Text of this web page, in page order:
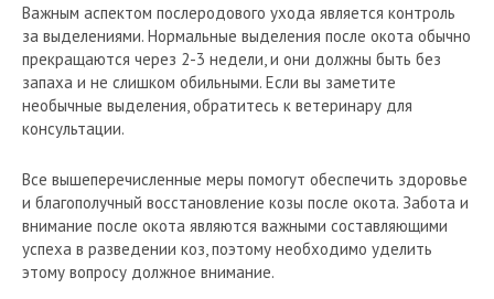
Важным аспектом послеродового ухода является контроль
за выделениями. Нормальные выделения после окота обычно
прекращаются через 2-3 недели, и они должны быть без
запаха и не слишком обильными. Если вы заметите
необычные выделения, обратитесь к ветеринару для
консультации.
Все вышеперечисленные меры помогут обеспечить здоровье
и благополучный восстановление козы после окота. Забота и
внимание после окота являются важными составляющими
успеха в разведении коз, поэтому необходимо уделить
этому вопросу должное внимание.